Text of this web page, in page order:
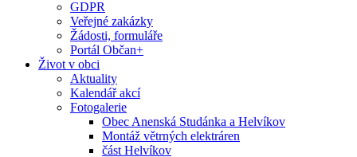
GDPR
Veřejné zakázky
Žádosti, formuláře
Portál Občan+
Život v obci
Aktuality
Kalendář akcí
Fotogalerie
Obec Anenská Studánka a Helvíkov
Montáž větrných elektráren
část Helvíkov